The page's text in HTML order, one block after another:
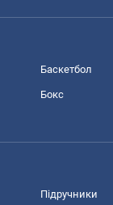
Баскетбол
Бокс
Підручники